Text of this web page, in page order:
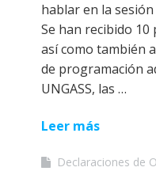
hablar en la
Se han recibido
así como también
de programación
UNGASS, las …
Leer más
Declaraciones de